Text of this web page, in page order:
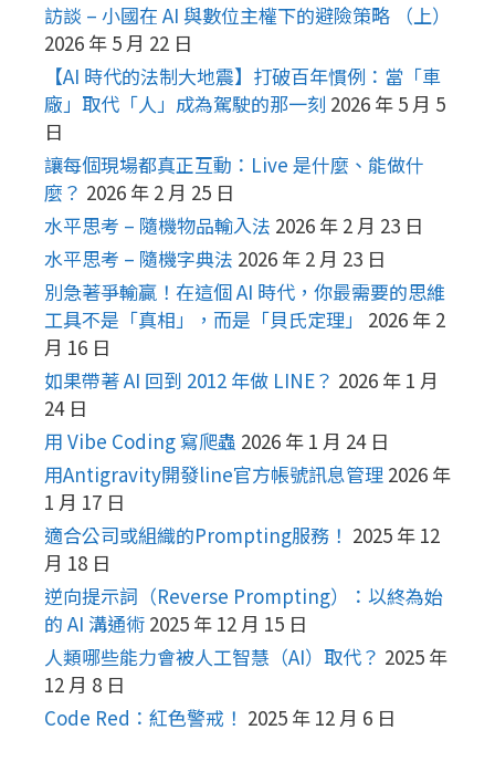
訪談 – 小國在 AI 與數位主權下的避險策略 （上）
2026 年 5 月 22 日
【AI 時代的法制大地震】打破百年慣例：當「車
廠」取代「人」成為駕駛的那一刻 2026 年 5 月 5
日
讓每個現場都真正互動：Live 是什麼、能做什
麼？ 2026 年 2 月 25 日
水平思考 – 隨機物品輸入法 2026 年 2 月 23 日
水平思考 – 隨機字典法 2026 年 2 月 23 日
別急著爭輸贏！在這個 AI 時代，你最需要的思維
工具不是「真相」，而是「貝氏定理」
2026 年 2
月 16 日
如果帶著 AI 回到 2012 年做 LINE？ 2026 年 1 月
24 日
用 Vibe Coding 寫爬蟲 2026 年 1 月 24 日
用Antigravity開發line官方帳號訊息管理 2026 年
1 月 17 日
適合公司或組織的Prompting服務！ 2025 年 12
月 18 日
逆向提示詞（Reverse Prompting）：以終為始
的 AI 溝通術 2025 年 12 月 15 日
人類哪些能力會被人工智慧（AI）取代？ 2025 年
12 月 8 日
Code Red：紅色警戒！ 2025 年 12 月 6 日